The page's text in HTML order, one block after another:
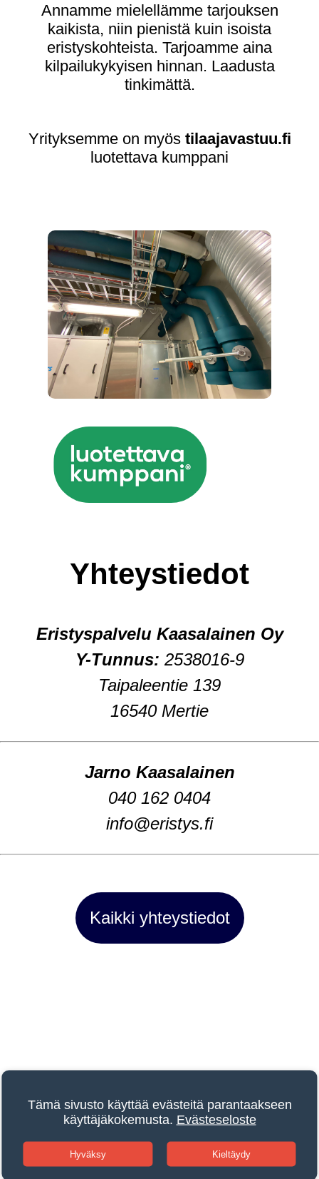
Annamme mielellämme tarjouksen
kaikista, niin pienistä kuin isoista
eristyskohteista. Tarjoamme aina
kilpailukykyisen hinnan. Laadusta
tinkimättä.
Yrityksemme on myös tilaajavastuu.fi
luotettava kumppani
Yhteystiedot
Eristyspalvelu Kaasalainen Oy
Y-Tunnus: 2538016-9
Taipaleentie 139
16540 Mertie
Jarno Kaasalainen
040 162 0404
info@eristys.fi
Kaikki yhteystiedot
Tämä sivusto käyttää evästeitä parantaakseen
käyttäjäkokemusta. Evästeseloste
Hyväksy Kieltäydy